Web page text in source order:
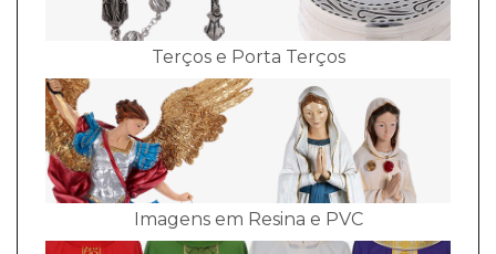
Terços e Porta Terços
Imagens em Resina e PVC